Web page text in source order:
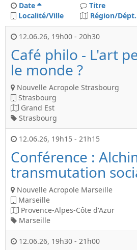
Date Titre
Localité/Ville
Région/Dépt.
12.06.26, 19h00 - 20h30
Café philo - L'art
le monde ?
Nouvelle Acropole Strasbourg
Strasbourg
Grand Est
Strasbourg
12.06.26, 19h15 - 21h15
Conférence :
transmutation
Nouvelle Acropole Marseille
Marseille
Provence-Alpes-Côte d'Azur
Marseille
12.06.26, 19h30 - 21h00